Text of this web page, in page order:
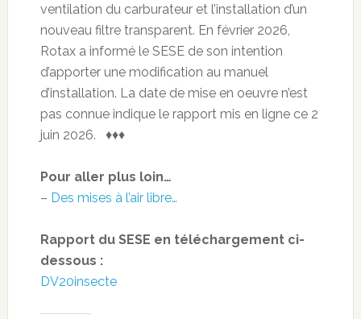
ventilation du carburateur et l’installation d’un
nouveau filtre transparent. En février 2026,
Rotax a informé le SESE de son intention
d’apporter une modification au manuel
d’installation. La date de mise en oeuvre n’est
pas connue indique le rapport mis en ligne ce 2
juin 2026. ♦♦♦
Pour aller plus loin…
– Des mises à l’air libre…
Rapport du SESE en téléchargement ci-
dessous :
DV20insecte